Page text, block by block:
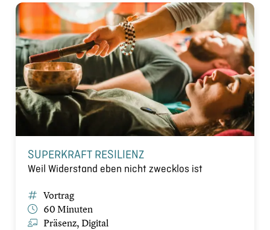
SUPERKRAFT RESILIENZ
Weil Widerstand eben nicht zwecklos ist
Vortrag
60 Minuten
Präsenz, Digital